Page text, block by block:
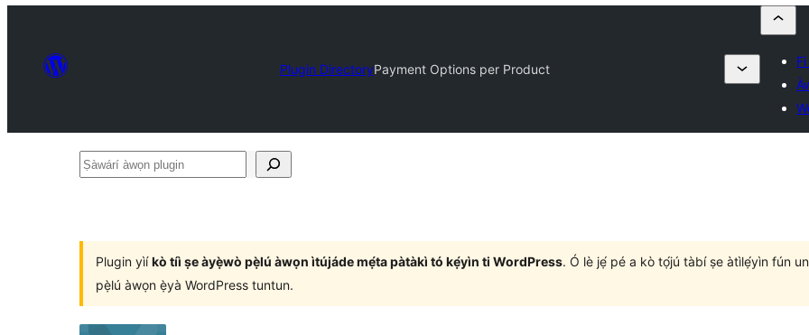
Plugin DirectoryPayment Options per Product
Ṣàwárí
Plugin yìíkò tíì ṣe àyẹ̀wò pẹ̀lú àwọn ìtújáde mẹ́ta pàtàkì tó kẹ́yìn ti WordPress. Ó lè jẹ́ pé a kò tọ́jú tàbí ṣe àtìlẹ́yìn fún
pẹ̀lú àwọn ẹ̀yà WordPress tuntun.